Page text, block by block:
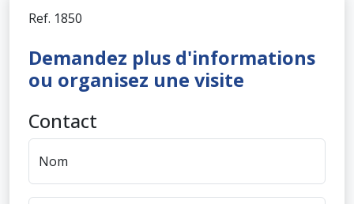
Ref. 1850
Demandez plus d'informations
ou organisez une visite
Contact
Nom